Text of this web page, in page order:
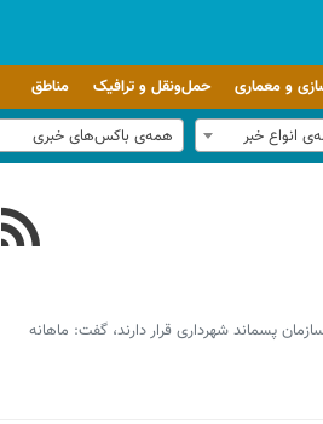
و معماری حمل‌ونقل و ترافیک مناطق
انواع خبر همه‌ی باکس‌های خبری
اعلام اینکه حدود ۴ هزار و ۸۰۰ مرکز تحت پوشش سازمان پسماند شهرداری قرار دارند، گفت: ماهانه